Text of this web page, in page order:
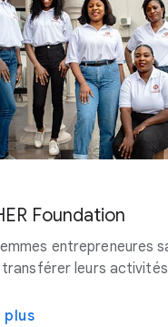
Foundation
entrepreneures
leurs activités
plus